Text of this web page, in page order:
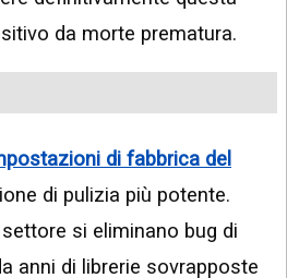
da morte prematura.
di fabbrica del
di pulizia più potente.
si eliminano bug di
anni di librerie sovrapposte